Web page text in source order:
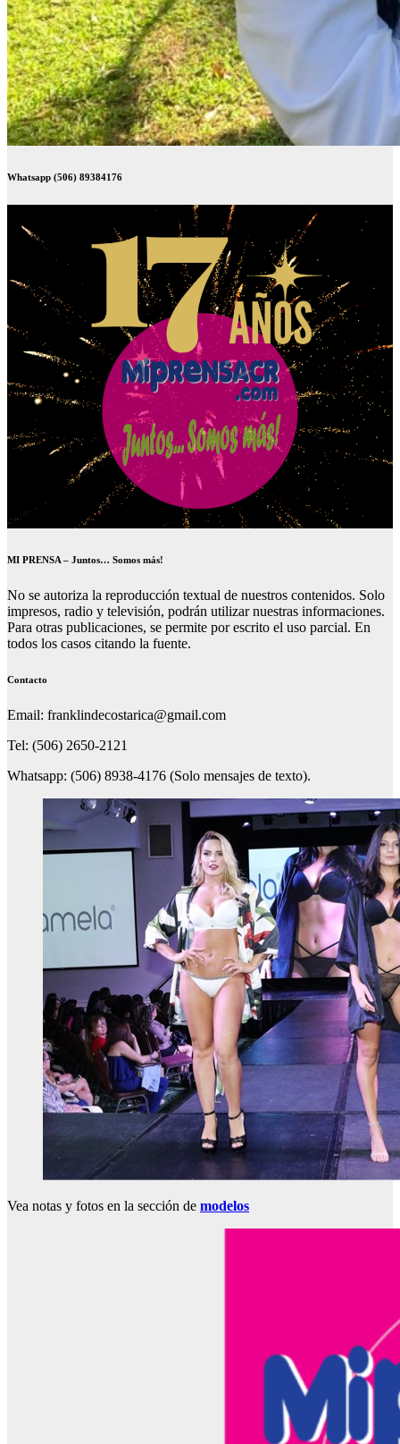
Whatsapp (506) 89384176
MI PRENSA – Juntos… Somos más!
No se autoriza la reproducción textual de nuestros contenidos. Solo
impresos, radio y televisión, podrán utilizar nuestras informaciones.
Para otras publicaciones, se permite por escrito el uso parcial. En
todos los casos citando la fuente.
Contacto
Email: franklindecostarica@gmail.com
Tel: (506) 2650-2121
Whatsapp: (506) 8938-4176 (Solo mensajes de texto).
Vea notas y fotos en la sección de modelos